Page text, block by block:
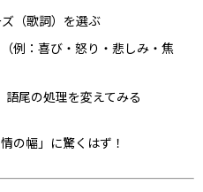
（歌詞）を選ぶ
例：喜び・怒り・悲しみ・焦
尾の処理を変えてみる
の幅」に驚くはず！